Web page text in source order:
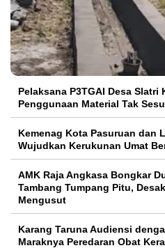
Pelaksana P3TGAI Desa Slatri
Penggunaan Material Tak
Kemenag Kota Pasuruan dan
Wujudkan Kerukunan Umat
AMK Raja Angkasa Bongkar
Tambang Tumpang Pitu,
Mengusut
Karang Taruna Audiensi
Maraknya Peredaran Obat